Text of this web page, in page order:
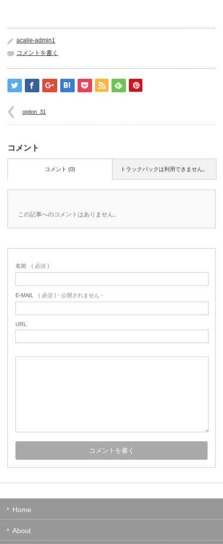
acalie-admin1
コメントを書く
option_31
コメント
トラックバックは利用できません。
コメント (0)
この記事へのコメントはありません。
名前 ( 必須 )
E-MAIL ( 必須 ) - 公開されません -
URL
Home
About